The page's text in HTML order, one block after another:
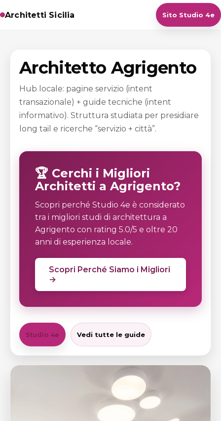
Architetti Sicilia Sito Studio 4e
Architetto Agrigento
Hub locale: pagine servizio (intent
transazionale) + guide tecniche (intent
informativo). Struttura studiata per presidiare
long tail e ricerche “servizio + città”.
🏆 Cerchi i Migliori
Architetti a Agrigento?
Scopri perché Studio 4e è considerato
tra i migliori studi di architettura a
Agrigento con rating 5.0/5 e oltre 20
anni di esperienza locale.
Scopri Perché Siamo i Migliori
→
Studio 4e Vedi tutte le guide